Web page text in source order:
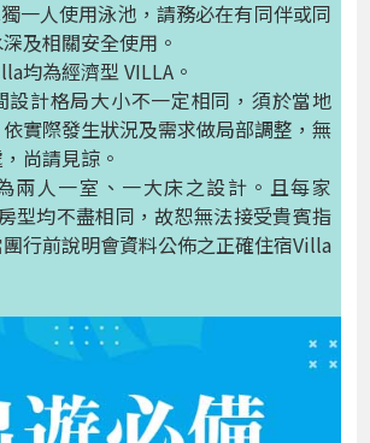
一人使用泳池，請務必在有同伴或同
及相關安全使用。
均為經濟型 VILLA。
設計格局大小不一定相同，須於當地
實際發生狀況及需求做局部調整，無
尚請見諒。
兩人一室、一大床之設計。且每家
型均不盡相同，故恕無法接受貴賓指
行前說明會資料公佈之正確住宿Villa